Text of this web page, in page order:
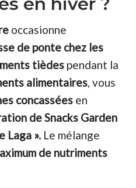
occasionne
de ponte chez les
tièdes pendant la
alimentaires, vous
concassées en
de Snacks Garden
Laga ». Le mélange
de nutriments